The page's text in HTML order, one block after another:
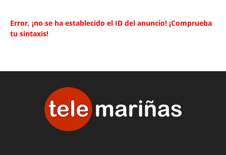
Error, ¡no se ha establecido el ID del anuncio! ¡Comprueba
tu sintaxis!